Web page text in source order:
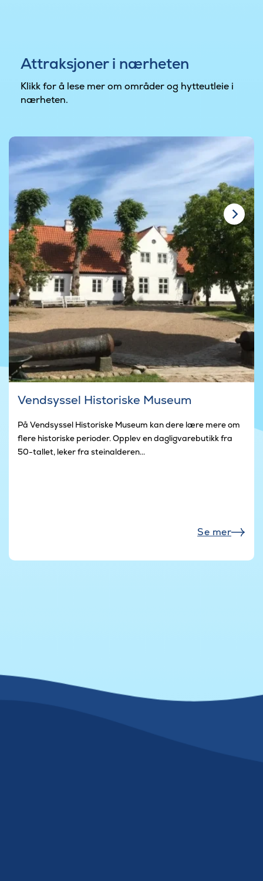
Attraksjoner i nærheten
Klikk for å lese mer om områder og hytteutleie i
nærheten.
Vendsyssel Historiske Museum
På Vendsyssel Historiske Museum kan dere lære mere om
flere historiske perioder. Opplev en dagligvarebutikk fra
50-tallet, leker fra steinalderen...
Se mer